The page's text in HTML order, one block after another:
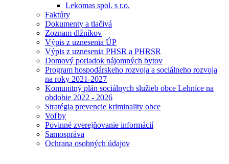
Lekomas spol. s r.o.
Faktúry
Dokumenty a tlačivá
Zoznam dlžníkov
Výpis z uznesenia ÚP
Výpis z uznesenia PHSR a PHRSR
Domový poriadok nájomných bytov
Program hospodárskeho rozvoja a sociálneho rozvoja
na roky 2021-2027
Komunitný plán sociálnych služieb obce Lehnice na
obdobie 2022 - 2026
Stratégia prevencie kriminality obce
Voľby
Povinné zverejňovanie informácií
Samospráva
Ochrana osobných údajov